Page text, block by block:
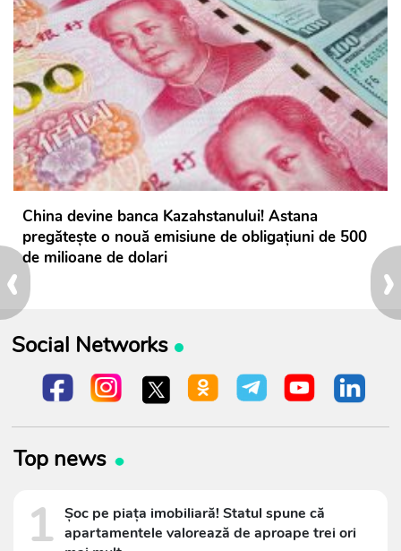
›
‹
China devine banca Kazahstanului! Astana
pregătește o nouă emisiune de obligațiuni de 500
de milioane de dolari
Social Networks
Top news
1 Șoc pe piața imobiliară! Statul spune că
apartamentele valorează de aproape trei ori